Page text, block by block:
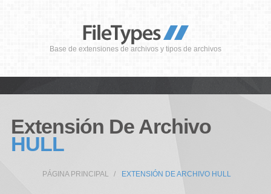
Base de extensiones de archivos y tipos de archivos
Extensión De Archivo
HULL
PÁGINA PRINCIPAL EXTENSIÓN DE ARCHIVO HULL